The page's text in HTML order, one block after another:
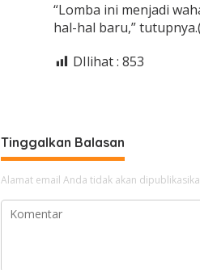
“Lomba ini menjadi
hal-hal baru,”
DIlihat : 853
Tinggalkan Balasan
Alamat email Anda tidak akan